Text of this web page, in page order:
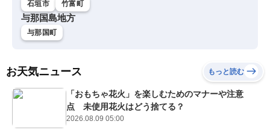
石垣市 竹富町
与那国島地方
与那国町
お天気ニュース もっと読む
「おもちゃ花火」を楽しむためのマナーや注意
点 未使用花火はどう捨てる？
2026.08.09 05:00